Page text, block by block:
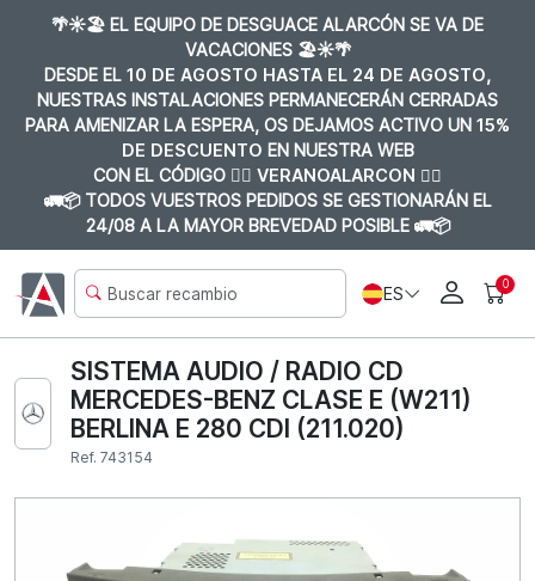
🌴☀️🏖️ EL EQUIPO DE DESGUACE ALARCÓN SE VA DE
VACACIONES 🏖️☀️🌴
DESDE EL 10 DE AGOSTO HASTA EL 24 DE AGOSTO,
NUESTRAS INSTALACIONES PERMANECERÁN CERRADAS
PARA AMENIZAR LA ESPERA, OS DEJAMOS ACTIVO UN 15%
DE DESCUENTO EN NUESTRA WEB
CON EL CÓDIGO 👉🏼 VERANOALARCON 👈🏼
🚛📦 TODOS VUESTROS PEDIDOS SE GESTIONARÁN EL
24/08 A LA MAYOR BREVEDAD POSIBLE 🚛📦
ES 0
SISTEMA AUDIO / RADIO CD
MERCEDES-BENZ CLASE E (W211)
BERLINA E 280 CDI (211.020)
Ref. 743154